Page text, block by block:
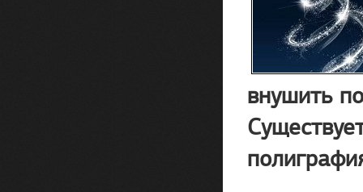
внушить